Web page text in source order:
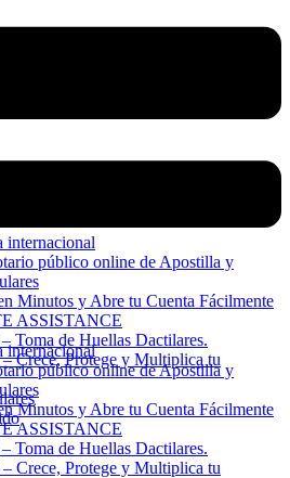
internacional
público online de Apostilla y
Minutos y Abre tu Cuenta Fácilmente
ASSISTANCE
Toma de Huellas Dactilares.
Crece, Protege y Multiplica tu
internacional
público online de Apostilla y
Minutos y Abre tu Cuenta Fácilmente
ASSISTANCE
Toma de Huellas Dactilares.
Crece, Protege y Multiplica tu